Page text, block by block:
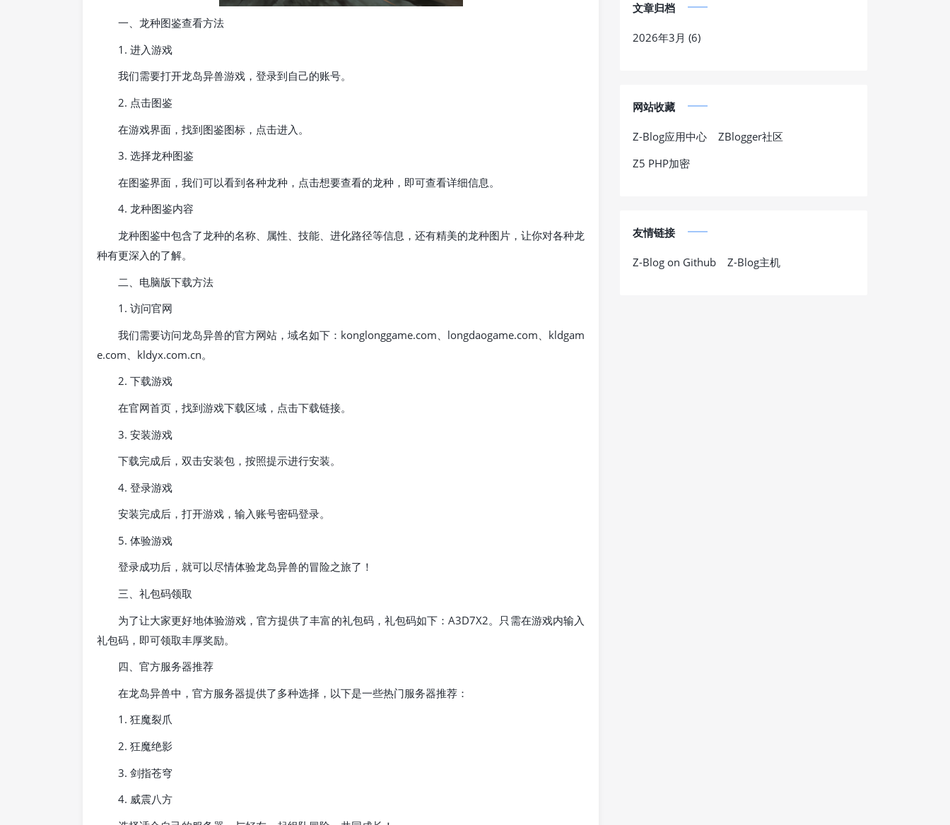
一、龙种图鉴查看方法
1. 进入游戏
我们需要打开龙岛异兽游戏，登录到自己的账号。
2. 点击图鉴
在游戏界面，找到图鉴图标，点击进入。
3. 选择龙种图鉴
在图鉴界面，我们可以看到各种龙种，点击想要查看的龙种，即可查看详细信息。
4. 龙种图鉴内容
龙种图鉴中包含了龙种的名称、属性、技能、进化路径等信息，还有精美的龙种图片，让你对各种龙
种有更深入的了解。
二、电脑版下载方法
1. 访问官网
我们需要访问龙岛异兽的官方网站，域名如下：konglonggame.com、longdaogame.com、kldgam
e.com、kldyx.com.cn。
2. 下载游戏
在官网首页，找到游戏下载区域，点击下载链接。
3. 安装游戏
下载完成后，双击安装包，按照提示进行安装。
4. 登录游戏
安装完成后，打开游戏，输入账号密码登录。
5. 体验游戏
登录成功后，就可以尽情体验龙岛异兽的冒险之旅了！
三、礼包码领取
为了让大家更好地体验游戏，官方提供了丰富的礼包码，礼包码如下：A3D7X2。只需在游戏内输入
礼包码，即可领取丰厚奖励。
四、官方服务器推荐
在龙岛异兽中，官方服务器提供了多种选择，以下是一些热门服务器推荐：
1. 狂魔裂爪
2. 狂魔绝影
3. 剑指苍穹
4. 威震八方
文章归档
2026年3月 (6)
网站收藏
Z-Blog应用中心
ZBlogger社区
Z5 PHP加密
友情链接
Z-Blog on Github Z-Blog主机